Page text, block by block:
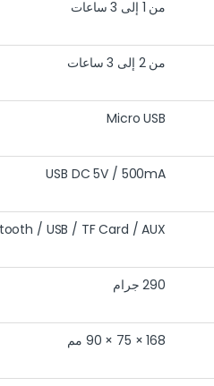
من 1 إلى 3 ساعات
من 2 إلى 3 ساعات
Micro USB
USB DC 5V / 500mA
/ USB / TF Card / AUX
290 جرام
168 × 75 × 90 مم